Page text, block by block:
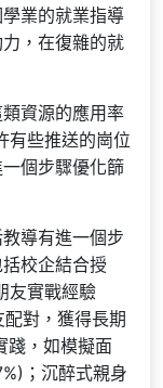
業的就業指導
，在復雜的就
資源的應用率
有些推送的崗位
個步驟優化篩
導有進一個步
校企結合授
友實戰經驗
對，獲得長期
踐，如模擬面
；沉醉式親身